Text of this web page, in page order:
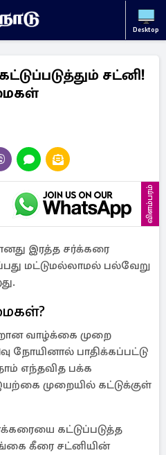
Desktop
சட்னி!
விளம்பரம்
இரத்த சர்க்கரை
மட்டுமல்லாமல் பல்வேறு
வாழ்க்கை முறை
நோயினால் பாதிக்கப்பட்டு
எந்தவித பக்க
முறையில் கட்டுக்குள்
கட்டுப்படுத்த
கீரை சட்னியின்